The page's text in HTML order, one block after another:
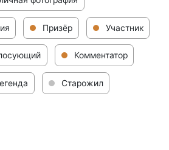
Призёр Участник
Комментатор
Старожил